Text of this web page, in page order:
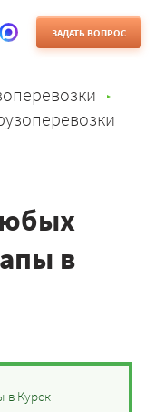
ЗАДАТЬ ВОПРОС
в
в Курск